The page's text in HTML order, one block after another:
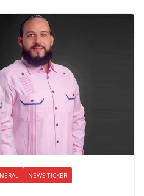
NEWS TICKER